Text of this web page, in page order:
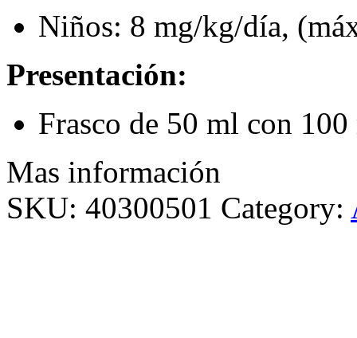
Niños: 8 mg/kg/día,
Presentación:
Frasco de 50 ml con
Mas información
SKU: 40300501 Category: